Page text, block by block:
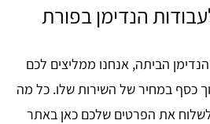
הנדימן בפורת
הביתה, אנחנו ממליצים לכם
כסף במחיר של השירות שלו. כל מה
את הפרטים שלכם כאן באתר